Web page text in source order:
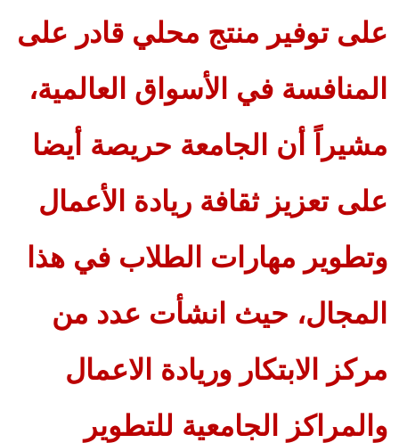
على توفير منتج محلي قادر على
المنافسة في الأسواق العالمية،
مشيراً أن الجامعة حريصة أيضا
على تعزيز ثقافة ريادة الأعمال
وتطوير مهارات الطلاب في هذا
المجال، حيث انشأت عدد من
مركز الابتكار وريادة الاعمال
والمراكز الجامعية للتطوير